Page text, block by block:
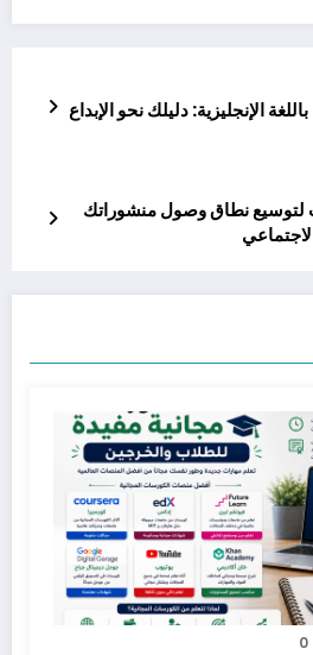
الإنجليزية: دليلك نحو الإبداع
لتوسيع نطاق وصول منشوراتك
0